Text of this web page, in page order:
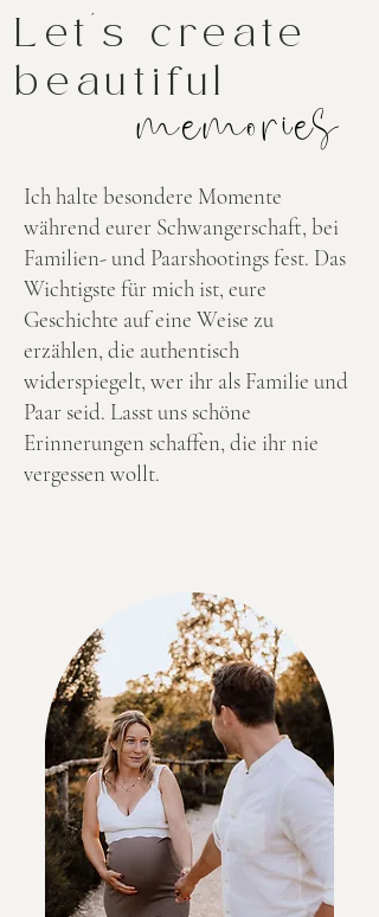
Ich halte besondere Momente
während eurer Schwangerschaft, bei
Familien- und Paarshootings fest. Das
Wichtigste für mich ist, eure
Geschichte auf eine Weise zu
erzählen, die authentisch
widerspiegelt, wer ihr als Familie und
Paar seid. Lasst uns schöne
Erinnerungen schaffen, die ihr nie
vergessen wollt.
memories
Let's create
beautiful